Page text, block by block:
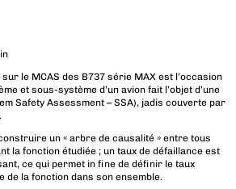
le MCAS des B737 série MAX est l’occasion
et sous-système d’un avion fait l’objet d’une
Safety Assessment – SSA), jadis couverte par
un « arbre de causalité » entre tous
la fonction étudiée ; un taux de défaillance est
ce qui permet in fine de définir le taux
de la fonction dans son ensemble.